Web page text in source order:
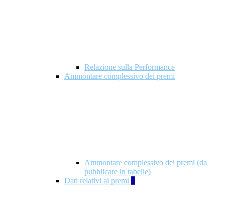
Relazione sulla Performance
Ammontare complessivo dei premi
Ammontare complessivo dei premi (da
pubblicare in tabelle)
Dati relativi ai premi 5